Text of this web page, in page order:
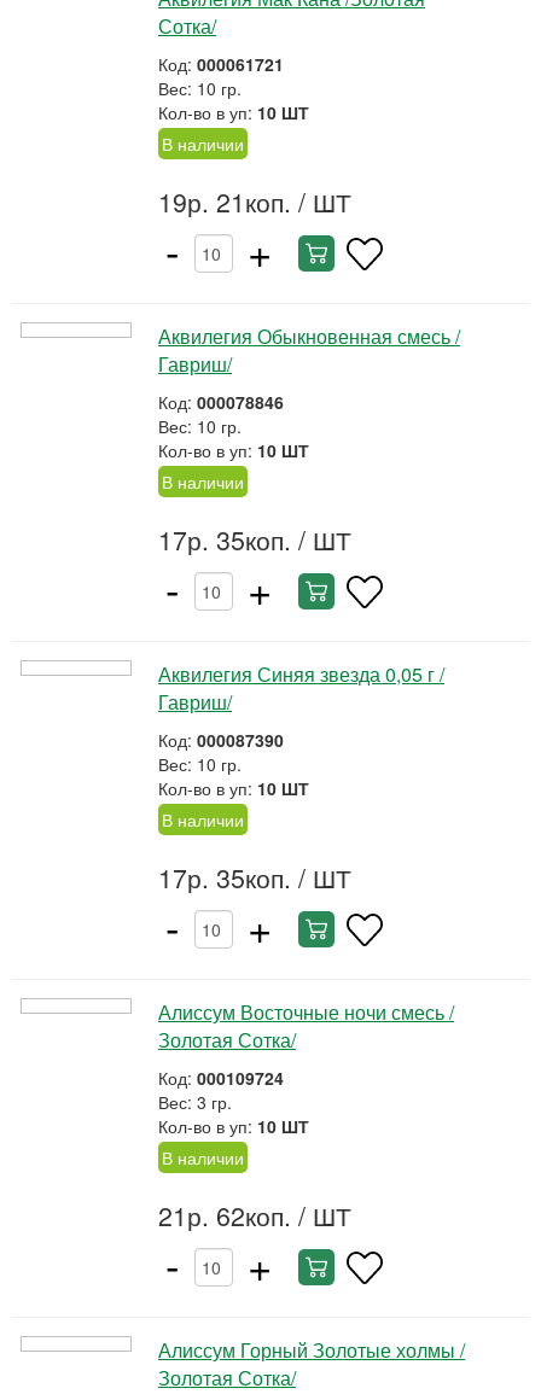
Сотка/
Код: 000061721
Вес: 10 гр.
Кол-во в уп: 10 ШТ
В наличии
19р. 21коп. / ШТ
- +
Аквилегия Обыкновенная смесь /
Гавриш/
Код: 000078846
Вес: 10 гр.
Кол-во в уп: 10 ШТ
В наличии
17р. 35коп. / ШТ
- +
Аквилегия Синяя звезда 0,05 г /
Гавриш/
Код: 000087390
Вес: 10 гр.
Кол-во в уп: 10 ШТ
В наличии
17р. 35коп. / ШТ
- +
Алиссум Восточные ночи смесь /
Золотая Сотка/
Код: 000109724
Вес: 3 гр.
Кол-во в уп: 10 ШТ
В наличии
21р. 62коп. / ШТ
- +
Алиссум Горный Золотые холмы /
Золотая Сотка/